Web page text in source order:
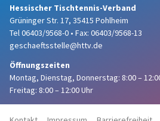
Hessischer Tischtennis-Verband
Grüninger Str. 17, 35415 Pohlheim
Tel 06403/9568-0 • Fax: 06403/9568-13
geschaeftsstelle@httv.de
Öffnungszeiten
Montag, Dienstag, Donnerstag: 8:00 –
Freitag: 8:00 – 12:00 Uhr